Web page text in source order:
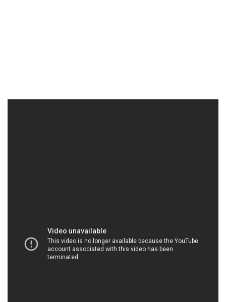
phân phối – bán hóa chất tại Thành phố Hồ Chí
Minh